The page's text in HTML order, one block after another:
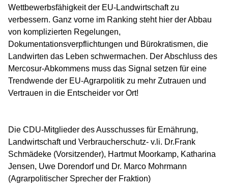
Wettbewerbsfähigkeit der EU-Landwirtschaft zu
verbessern. Ganz vorne im Ranking steht hier der Abbau
von komplizierten Regelungen,
Dokumentationsverpflichtungen und Bürokratismen, die
Landwirten das Leben schwermachen. Der Abschluss des
Mercosur-Abkommens muss das Signal setzen für eine
Trendwende der EU-Agrarpolitik zu mehr Zutrauen und
Vertrauen in die Entscheider vor Ort!
Die CDU-Mitglieder des Ausschusses für Ernährung,
Landwirtschaft und Verbraucherschutz- v.li. Dr.Frank
Schmädeke (Vorsitzender), Hartmut Moorkamp, Katharina
Jensen, Uwe Dorendorf und Dr. Marco Mohrmann
(Agrarpolitischer Sprecher der Fraktion)